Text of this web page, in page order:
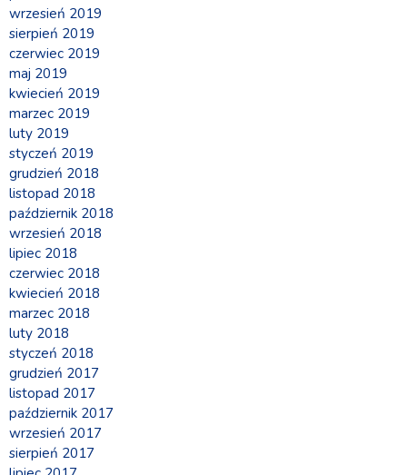
wrzesień 2019
sierpień 2019
czerwiec 2019
maj 2019
kwiecień 2019
marzec 2019
luty 2019
styczeń 2019
grudzień 2018
listopad 2018
październik 2018
wrzesień 2018
lipiec 2018
czerwiec 2018
kwiecień 2018
marzec 2018
luty 2018
styczeń 2018
grudzień 2017
listopad 2017
październik 2017
wrzesień 2017
sierpień 2017